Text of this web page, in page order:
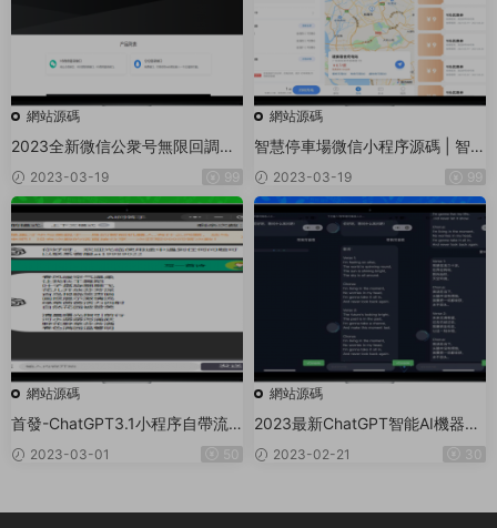
網站源碼
2023全新微信公衆号無限回調系
統 2023-03-19
網站源碼
智慧停車場微信小程序源碼 | 智能
停車系統源碼 | 全開源
2023-03-19
網站源碼
首發-ChatGPT3.1小程序自帶流
量主版本！
2023-03-01 50
網站源碼
2023最新ChatGPT智能AI機器人
微信小程序源碼_帶部署教程
2023-02-21 30